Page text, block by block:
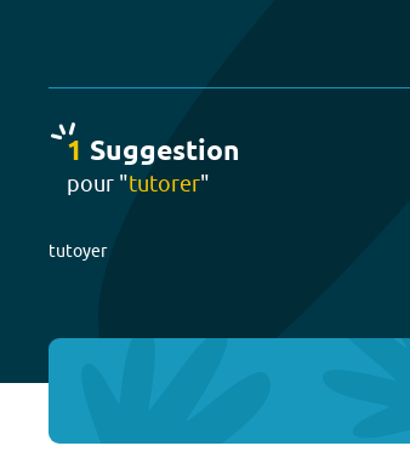
1 Suggestion
pour "tutorer"
tutoyer